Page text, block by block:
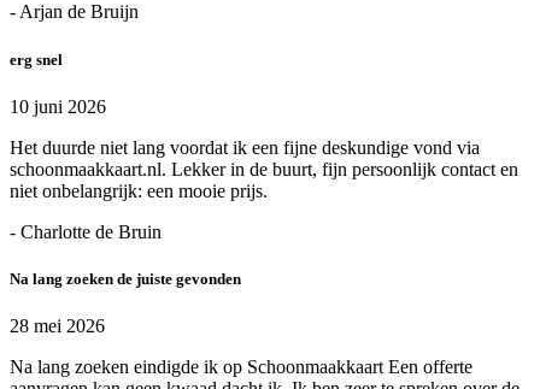
- Arjan de Bruijn
erg snel
10 juni 2026
Het duurde niet lang voordat ik een fijne deskundige vond via
schoonmaakkaart.nl. Lekker in de buurt, fijn persoonlijk contact en
niet onbelangrijk: een mooie prijs.
- Charlotte de Bruin
Na lang zoeken de juiste gevonden
28 mei 2026
Na lang zoeken eindigde ik op Schoonmaakkaart Een offerte